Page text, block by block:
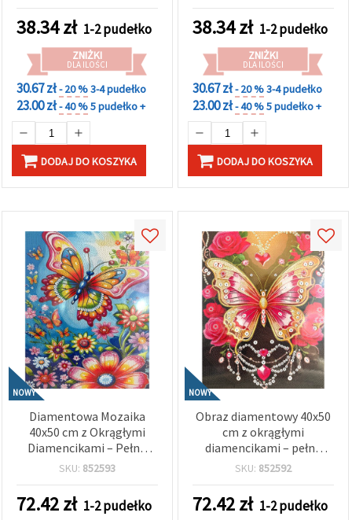
elegancką ramką LT-3539
38.34zł 1-2 pudełko
ZNIŻKI
DLA ILOŚCI
30.67 zł- 20 %3-4 pudełko
23.00 zł- 40 %5 pudełko +
DODAJ DO KOSZYKA
LT-3530
38.34zł 1-2 pudełko
ZNIŻKI
DLA ILOŚCI
30.67 zł- 20 %3-4 pudełko
23.00 zł- 40 %5 pudełko +
DODAJ DO KOSZYKA
NOWY
Diamentowa Mozaika
40x50 cm z Okrągłymi
Diamencikami – Pełne
Wyklejanie (Full Drill)
„Przebudzenie” z
Elegancką Ramą BYX4535
SKU: 852593
72.42zł 1-2 pudełko
NOWY
Obraz diamentowy 40x50
cm z okrągłymi
diamencikami – pełne
wyklejanie, motyw motyl i
BYX4536
SKU: 852592
72.42zł 1-2 pudełko